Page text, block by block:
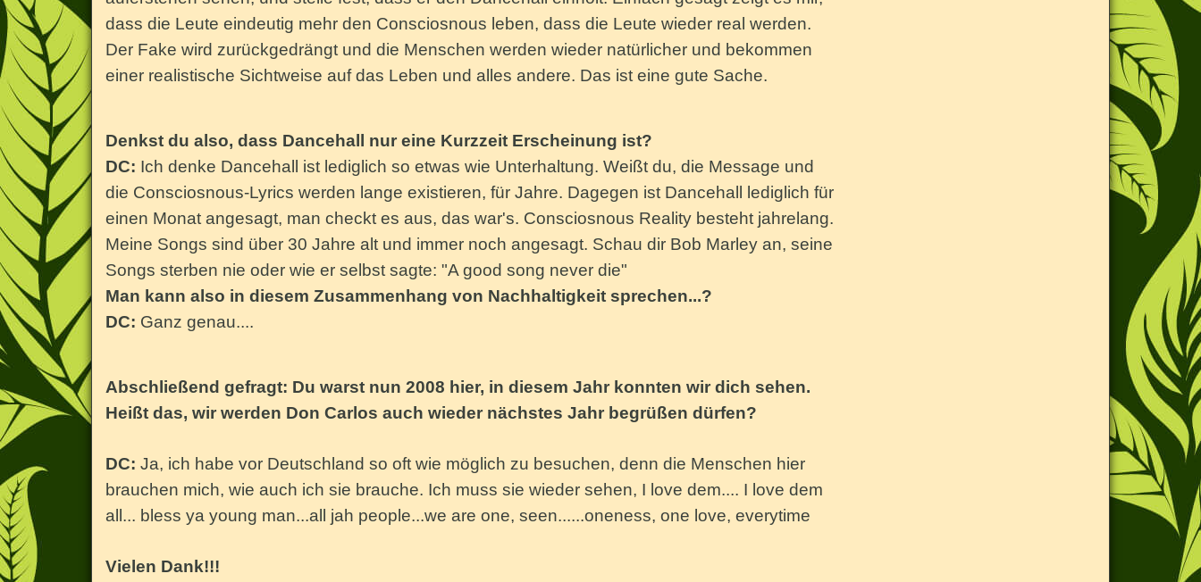
dass die Leute eindeutig mehr den Consciosnous leben, dass die Leute wieder real werden.
Der Fake wird zurückgedrängt und die Menschen werden wieder natürlicher und bekommen
einer realistische Sichtweise auf das Leben und alles andere. Das ist eine gute Sache.
Denkst du also, dass Dancehall nur eine Kurzzeit Erscheinung ist?
DC: Ich denke Dancehall ist lediglich so etwas wie Unterhaltung. Weißt du, die Message und
die Consciosnous-Lyrics werden lange existieren, für Jahre. Dagegen ist Dancehall lediglich für
einen Monat angesagt, man checkt es aus, das war's. Consciosnous Reality besteht jahrelang.
Meine Songs sind über 30 Jahre alt und immer noch angesagt. Schau dir Bob Marley an, seine
Songs sterben nie oder wie er selbst sagte: "A good song never die"
Man kann also in diesem Zusammenhang von Nachhaltigkeit sprechen...?
DC: Ganz genau....
Abschließend gefragt: Du warst nun 2008 hier, in diesem Jahr konnten wir dich sehen.
Heißt das, wir werden Don Carlos auch wieder nächstes Jahr begrüßen dürfen?
DC: Ja, ich habe vor Deutschland so oft wie möglich zu besuchen, denn die Menschen hier
brauchen mich, wie auch ich sie brauche. Ich muss sie wieder sehen, I love dem.... I love dem
all... bless ya young man...all jah people...we are one, seen......oneness, one love, everytime
Vielen Dank!!!